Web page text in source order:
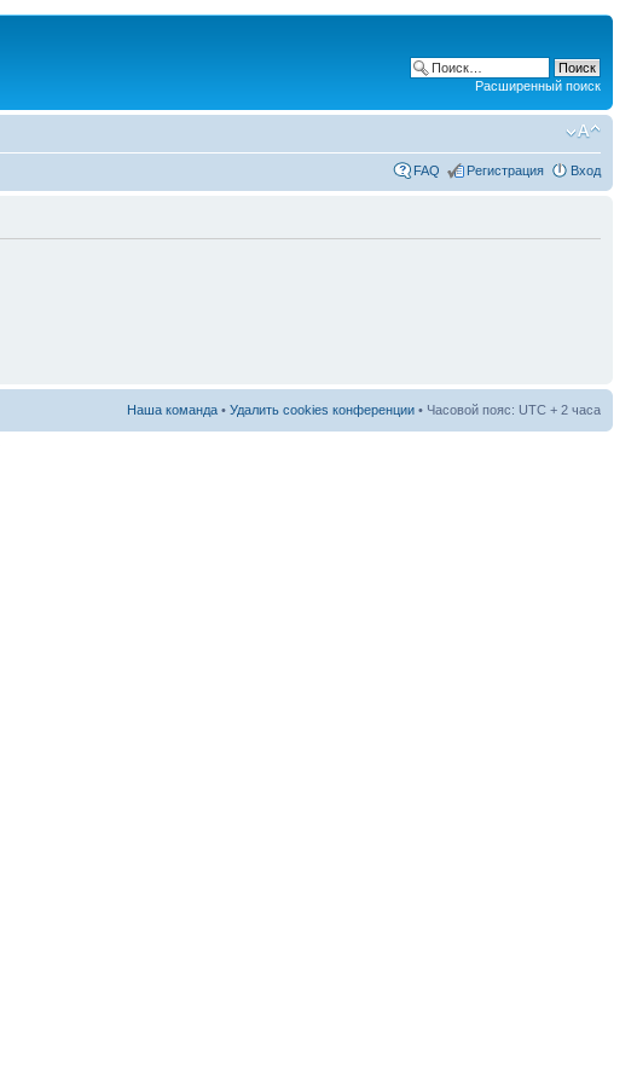
Расширенный поиск
FAQ Регистрация Вход
Наша команда • Удалить cookies конференции • Часовой пояс: UTC + 2 часа